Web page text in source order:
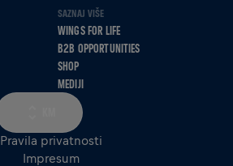
SAZNAJ VIŠE
WINGS FOR LIFE
B2B OPPORTUNITIES
SHOP
MEDIJI
Pravila privatnosti
Impresum